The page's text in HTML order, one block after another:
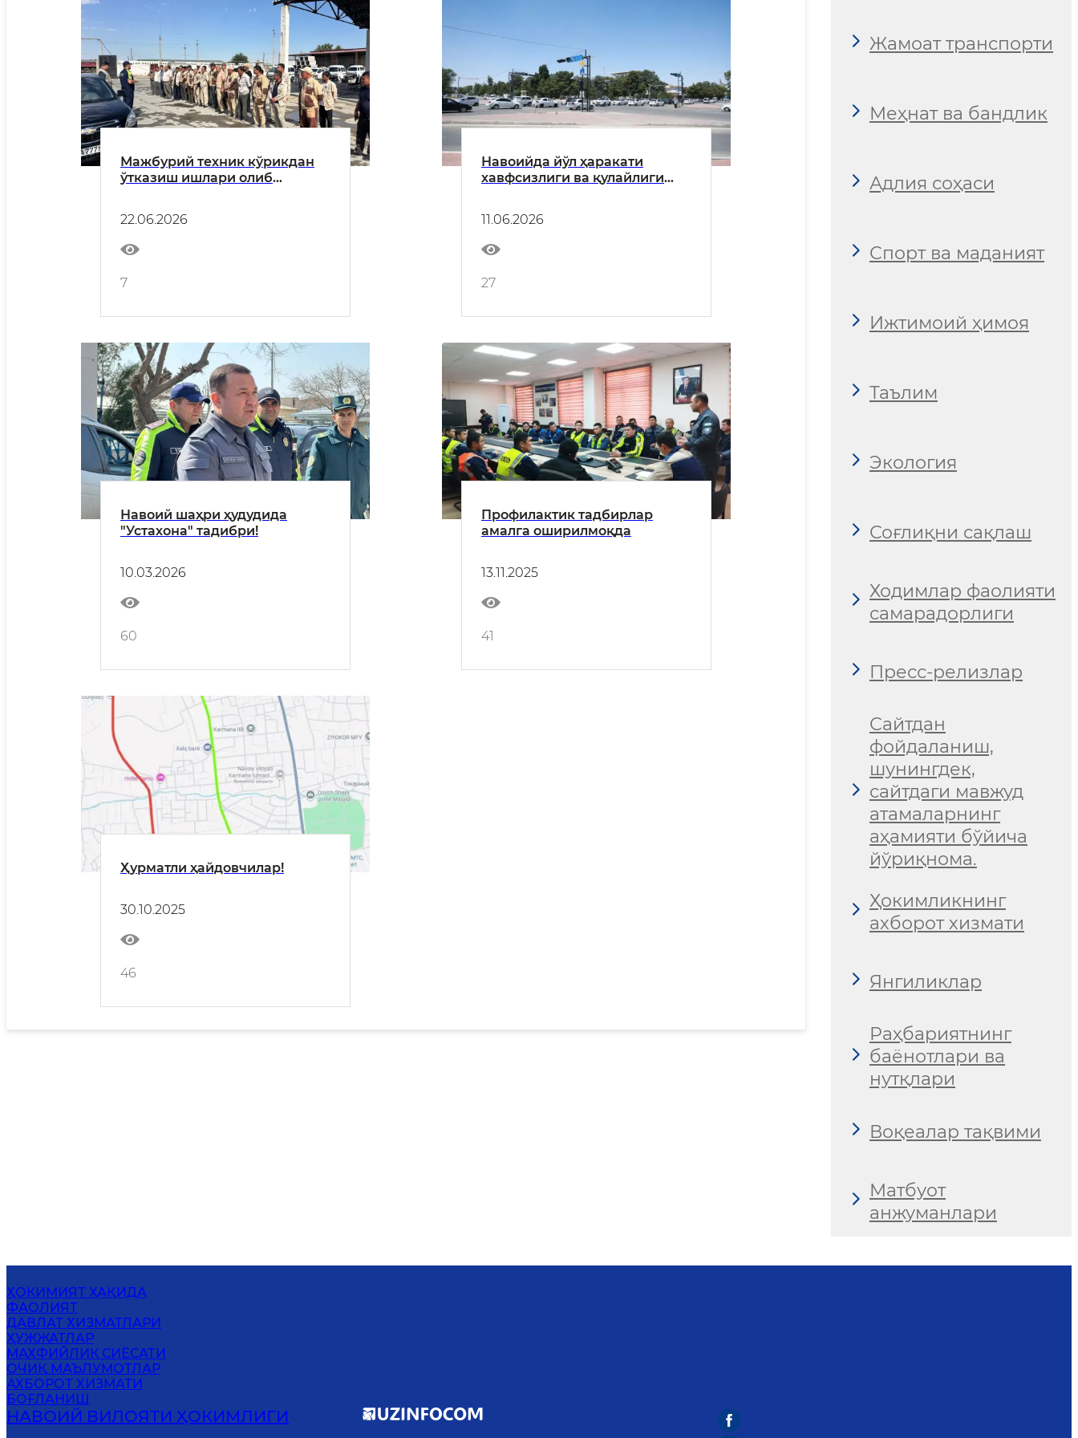
Мажбурий техник кўрикдан
ўтказиш ишлари олиб
22.06.2026
7
Навоийда йўл ҳаракати
хавфсизлиги ва қулайлиги
11.06.2026
27
Навоий шаҳри ҳудудида
"Устахона" тадибри!
10.03.2026
60
Профилактик тадбирлар
амалга оширилмоқда
13.11.2025
41
Ҳурматли ҳайдовчилар!
30.10.2025
46
Жамоат транспорти
Меҳнат ва бандлик
Адлия соҳаси
Спорт ва маданият
Ижтимоий ҳимоя
Таълим
Экология
Соғлиқни сақлаш
Ходимлар фаолияти
самарадорлиги
Пресс-релизлар
Сайтдан
фойдаланиш,
шунингдек,
сайтдаги мавжуд
атамаларнинг
аҳамияти бўйича
йўриқнома.
Ҳокимликнинг
ахборот хизмати
Янгиликлар
Раҳбариятнинг
баёнотлари ва
нутқлари
Воқеалар тақвими
Матбуот
анжуманлари
ҲОКИМИЯТ ҲАҚИДА
ФАОЛИЯТ
ДАВЛАТ ХИЗМАТЛАРИ
ҲУЖЖАТЛАР
MАХФИЙЛИК СИЁСАТИ
ОЧИҚ МАЪЛУМОТЛАР
АХБОРОТ ХИЗМАТИ
БОҒЛАНИШ
НАВОИЙ ВИЛОЯТИ ҲОКИМЛИГИ